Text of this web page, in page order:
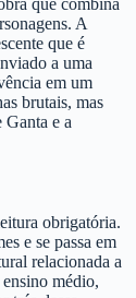
A
que é
a uma
em um
brutais, mas
Ganta e a
obrigatória.
e se passa em
relacionada a
médio,